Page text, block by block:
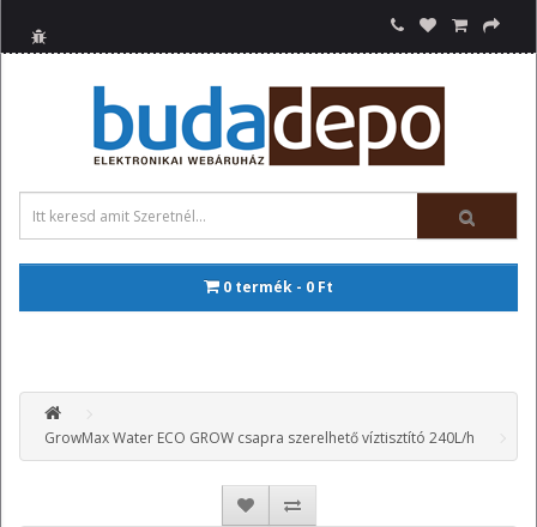
0 termék - 0 Ft
GrowMax Water ECO GROW csapra szerelhető víztisztító 240L/h